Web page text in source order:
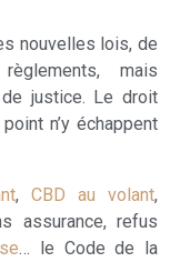
nouvelles lois, de
mais
justice. Le droit
n’y échappent
, CBD au volant,
assurance, refus
… le Code de la